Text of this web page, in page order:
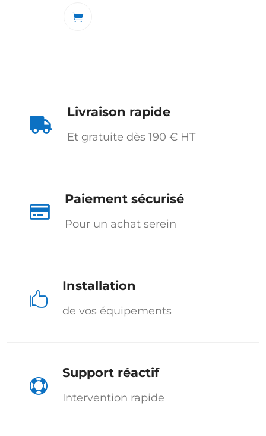

Livraison rapide
Et gratuite dès 190 € HT

Paiement sécurisé
Pour un achat serein

Installation
de vos équipements

Support réactif
Intervention rapide